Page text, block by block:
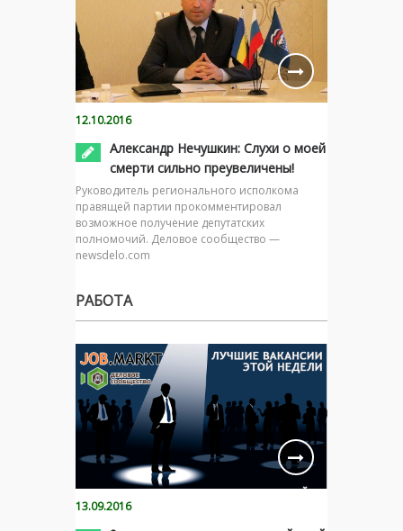
12.10.2016
Александр Нечушкин: Слухи о моей
смерти сильно преувеличены!
Руководитель регионального исполкома
правящей партии прокомментировал
возможное получение депутатских
полномочий. Деловое сообщество —
newsdelo.com
РАБОТА
13.09.2016